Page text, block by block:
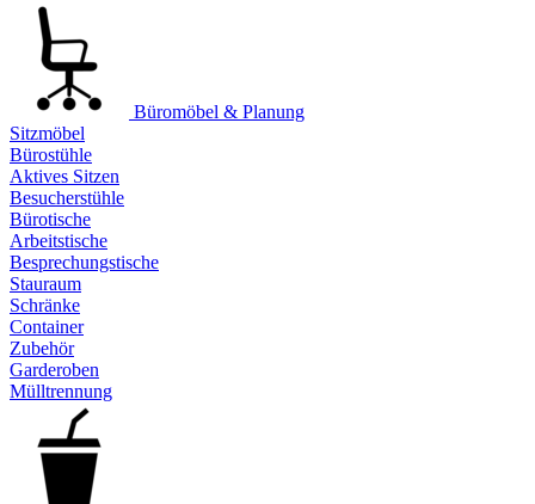
Büromöbel & Planung
Sitzmöbel
Bürostühle
Aktives Sitzen
Besucherstühle
Bürotische
Arbeitstische
Besprechungstische
Stauraum
Schränke
Container
Zubehör
Garderoben
Mülltrennung